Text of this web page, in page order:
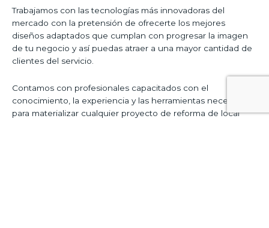
Trabajamos con las tecnologías más innovadoras del
mercado con la pretensión de ofrecerte los mejores
diseños adaptados que cumplan con progresar la imagen
de tu negocio y así puedas atraer a una mayor cantidad de
clientes del servicio.
Contamos con profesionales capacitados con el
conocimiento, la experiencia y las herramientas necesarias
para materializar cualquier proyecto de reforma de local